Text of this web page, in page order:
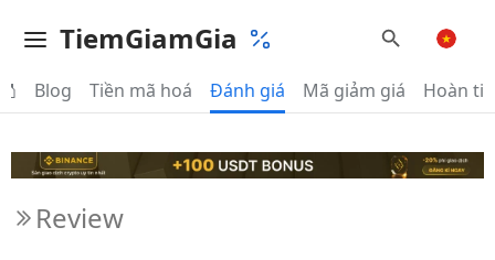
TiemGiamGia
Blog Tiền mã hoá Đánh giá Mã giảm giá Hoàn
Review